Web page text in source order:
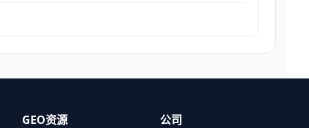
GEO资源 公司